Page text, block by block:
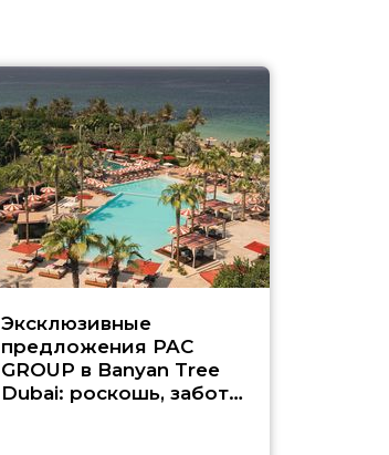
Эксклюзивные
предложения PAC
GROUP в Banyan Tree
Dubai: роскошь, забота